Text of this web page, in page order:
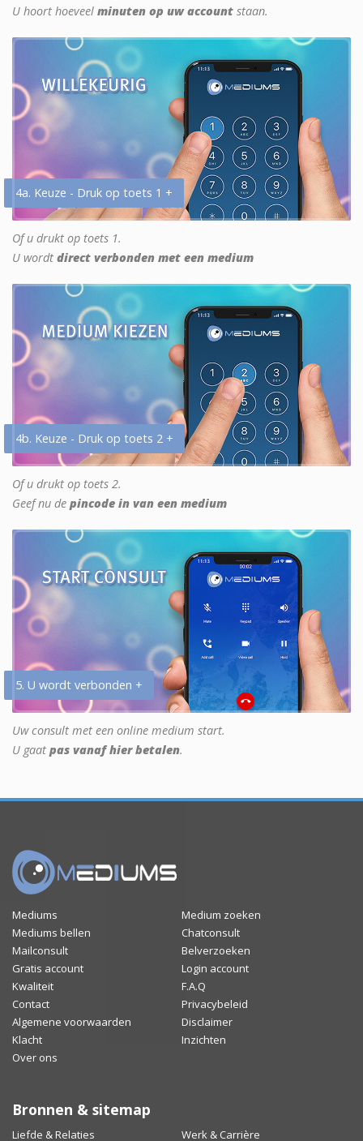
U hoort hoeveel minuten op uw account staan.
4a. Keuze - Druk op toets 1 +
Of u drukt op toets 1.
U wordt direct verbonden met een medium
4b. Keuze - Druk op toets 2 +
Of u drukt op toets 2.
Geef nu de pincode in van een medium
5. U wordt verbonden +
Uw consult met een online medium start.
U gaat pas vanaf hier betalen.
Mediums
Medium zoeken
Mediums bellen
Chatconsult
Mailconsult
Belverzoeken
Gratis account
Login account
Kwaliteit
F.A.Q
Contact
Privacybeleid
Algemene voorwaarden
Disclaimer
Klacht
Inzichten
Over ons
Bronnen & sitemap
Liefde & Relaties Werk & Carrière